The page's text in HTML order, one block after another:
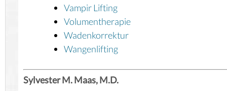
Vampir Lifting
Volumentherapie
Wadenkorrektur
Wangenlifting
Sylvester M. Maas, M.D.